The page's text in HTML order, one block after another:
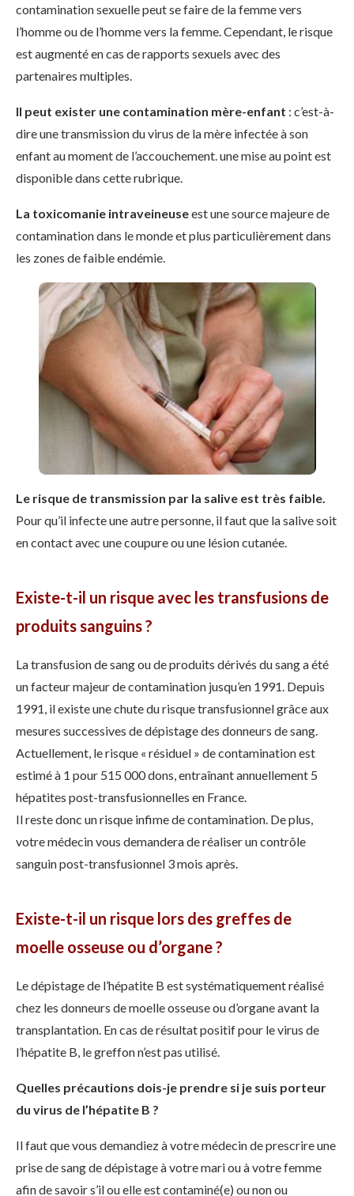
contamination sexuelle peut se faire de la femme vers
l’homme ou de l’homme vers la femme. Cependant, le risque
est augmenté en cas de rapports sexuels avec des
partenaires multiples.
Il peut exister une contamination mère-enfant : c’est-à-
dire une transmission du virus de la mère infectée à son
enfant au moment de l’accouchement. une mise au point est
disponible dans cette rubrique.
La toxicomanie intraveineuseest une source majeure de
contamination dans le monde et plus particulièrement dans
les zones de faible endémie.
Le risque de transmission par la salive est très faible.
Pour qu’il infecte une autre personne, il faut que la salive soit
en contact avec une coupure ou une lésion cutanée.
Existe-t-il un risque avec les transfusions de
produits sanguins ?
La transfusion de sang ou de produits dérivés du sang a été
un facteur majeur de contamination jusqu’en 1991. Depuis
1991, il existe une chute du risque transfusionnel grâce aux
mesures successives de dépistage des donneurs de sang.
Actuellement, le risque « résiduel » de contamination est
estimé à 1 pour 515 000 dons, entraînant annuellement 5
hépatites post-transfusionnelles en France.
Il reste donc un risque infime de contamination. De plus,
votre médecin vous demandera de réaliser un contrôle
sanguin post-transfusionnel 3 mois après.
Existe-t-il un risque lors des greffes de
moelle osseuse ou d’organe ?
Le dépistage de l’hépatite B est systématiquement réalisé
chez les donneurs de moelle osseuse ou d’organe avant la
transplantation. En cas de résultat positif pour le virus de
l’hépatite B, le greffon n’est pas utilisé.
Quelles précautions dois-je prendre si je suis porteur
du virus de l’hépatite B ?
Il faut que vous demandiez à votre médecin de prescrire une
prise de sang de dépistage à votre mari ou à votre femme
afin de savoir s’il ou elle est contaminé(e) ou non ou